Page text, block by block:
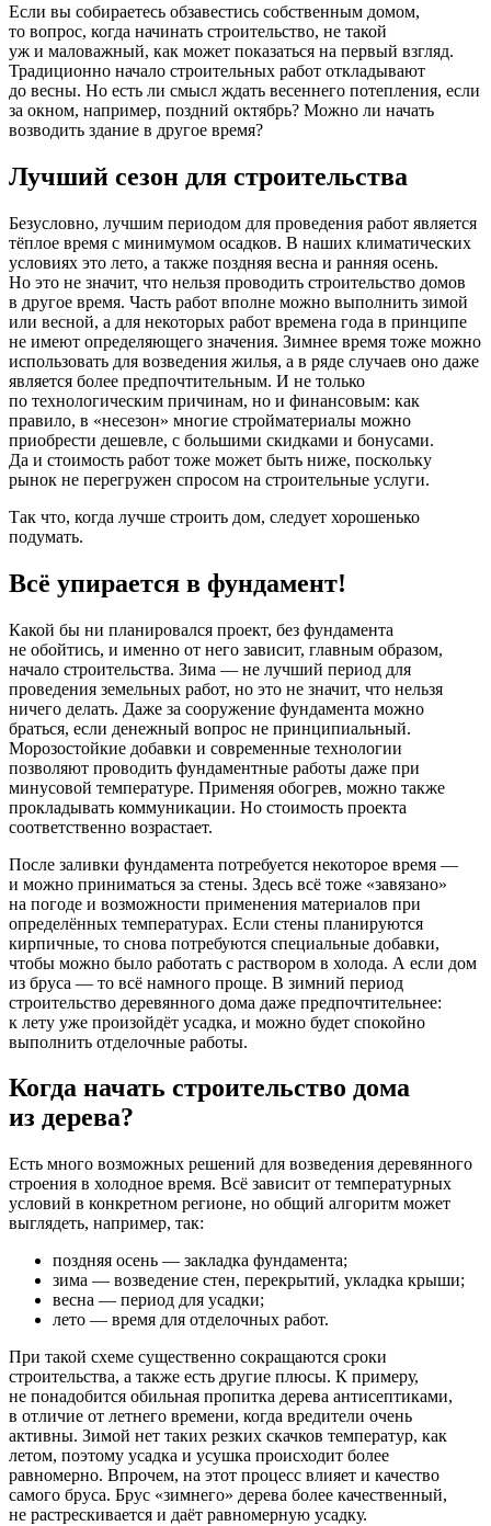
Если вы собираетесь обзавестись собственным домом,
то вопрос, когда начинать строительство, не такой
уж и маловажный, как может показаться на первый взгляд.
Традиционно начало строительных работ откладывают
до весны. Но есть ли смысл ждать весеннего потепления, если
за окном, например, поздний октябрь? Можно ли начать
возводить здание в другое время?
Лучший сезон для строительства
Безусловно, лучшим периодом для проведения работ является
тёплое время с минимумом осадков. В наших климатических
условиях это лето, а также поздняя весна и ранняя осень.
Но это не значит, что нельзя проводить строительство домов
в другое время. Часть работ вполне можно выполнить зимой
или весной, а для некоторых работ времена года в принципе
не имеют определяющего значения. Зимнее время тоже можно
использовать для возведения жилья, а в ряде случаев оно даже
является более предпочтительным. И не только
по технологическим причинам, но и финансовым: как
правило, в «несезон» многие стройматериалы можно
приобрести дешевле, с большими скидками и бонусами.
Да и стоимость работ тоже может быть ниже, поскольку
рынок не перегружен спросом на строительные услуги.
Так что, когда лучше строить дом, следует хорошенько
подумать.
Всё упирается в фундамент!
Какой бы ни планировался проект, без фундамента
не обойтись, и именно от него зависит, главным образом,
начало строительства. Зима — не лучший период для
проведения земельных работ, но это не значит, что нельзя
ничего делать. Даже за сооружение фундамента можно
браться, если денежный вопрос не принципиальный.
Морозостойкие добавки и современные технологии
позволяют проводить фундаментные работы даже при
минусовой температуре. Применяя обогрев, можно также
прокладывать коммуникации. Но стоимость проекта
соответственно возрастает.
После заливки фундамента потребуется некоторое время —
и можно приниматься за стены. Здесь всё тоже «завязано»
на погоде и возможности применения материалов при
определённых температурах. Если стены планируются
кирпичные, то снова потребуются специальные добавки,
чтобы можно было работать с раствором в холода. А если дом
из бруса — то всё намного проще. В зимний период
строительство деревянного дома даже предпочтительнее:
к лету уже произойдёт усадка, и можно будет спокойно
выполнить отделочные работы.
Когда начать строительство дома
из дерева?
Есть много возможных решений для возведения деревянного
строения в холодное время. Всё зависит от температурных
условий в конкретном регионе, но общий алгоритм может
выглядеть, например, так:
поздняя осень — закладка фундамента;
зима — возведение стен, перекрытий, укладка крыши;
весна — период для усадки;
лето — время для отделочных работ.
При такой схеме существенно сокращаются сроки
строительства, а также есть другие плюсы. К примеру,
не понадобится обильная пропитка дерева антисептиками,
в отличие от летнего времени, когда вредители очень
активны. Зимой нет таких резких скачков температур, как
летом, поэтому усадка и усушка происходит более
равномерно. Впрочем, на этот процесс влияет и качество
самого бруса. Брус «зимнего» дерева более качественный,
не растрескивается и даёт равномерную усадку.